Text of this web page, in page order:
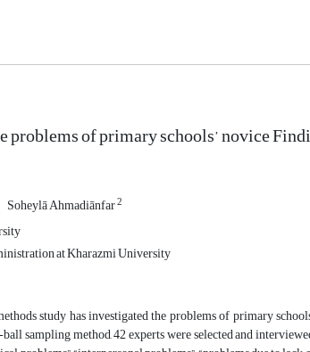
problems of primary schools’ novice
Soheylā Ahmadiānfar2
at Kharazmi University
study has investigated the problems of primary
sampling method, 42 experts were selected and